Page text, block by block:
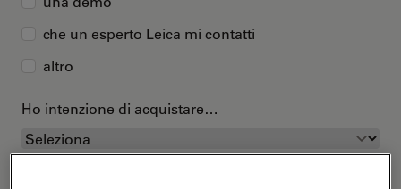
che un esperto Leica mi contatti
altro
Ho intenzione di acquistare…